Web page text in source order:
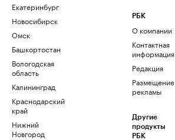
Екатеринбург
Новосибирск
Омск
Башкортостан
Вологодская
область
Калининград
Краснодарский
край
Нижний
Новгород
РБК
О компании
Контактная
информация
Редакция
Размещение
рекламы
Другие
продукты
РБК